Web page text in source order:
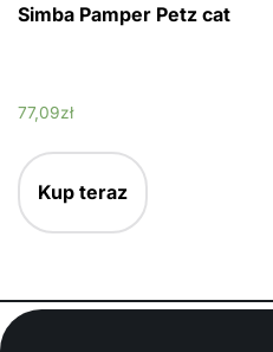
Simba Pamper Petz cat
77,09zł
Kup teraz